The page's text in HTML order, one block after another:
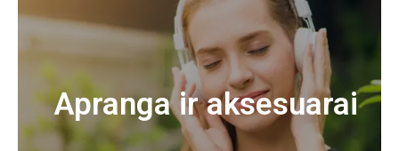
Apranga ir aksesuarai